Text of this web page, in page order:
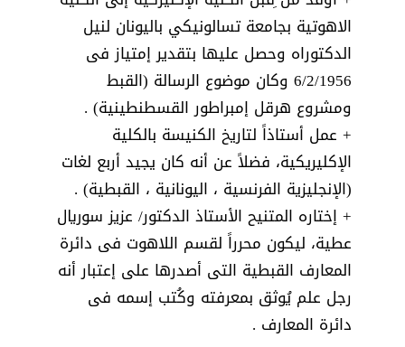
الاهوتية بجامعة تسالونيكي باليونان لنيل
الدكتوراه وحصل عليها بتقدير إمتياز فى
6/2/1956 وكان موضوع الرسالة (القبط
ومشروع هرقل إمبراطور القسطنطينية) .
+ عمل أستاذاً لتاريخ الكنيسة بالكلية
الإكليريكية، فضلاً عن أنه كان يجيد أربع لغات
(الإنجليزية الفرنسية ، اليونانية ، القبطية) .
+ إختاره المتنيح الأستاذ الدكتور/ عزيز سوريال
عطية، ليكون محرراً لقسم اللاهوت فى دائرة
المعارف القبطية التى أصدرها على إعتبار أنه
رجل علم يُوثق بمعرفته وكُتب إسمه فى
دائرة المعارف .